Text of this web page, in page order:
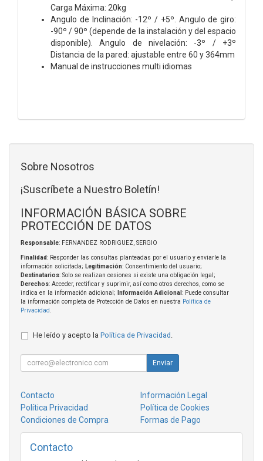
Carga Máxima: 20kg
Angulo de Inclinación: -12º / +5º. Angulo de giro:
-90º / 90º (depende de la instalación y del espacio
disponible). Angulo de nivelación: -3º / +3º
Distancia de la pared: ajustable entre 60 y 364mm
Manual de instrucciones multi idiomas
Sobre Nosotros
¡Suscríbete a Nuestro Boletín!
INFORMACIÓN BÁSICA SOBRE
PROTECCIÓN DE DATOS
Responsable: FERNANDEZ RODRIGUEZ, SERGIO
Finalidad: Responder las consultas planteadas por el usuario y enviarle la
información solicitada; Legitimación: Consentimiento del usuario;
Destinatarios: Solo se realizan cesiones si existe una obligación legal;
Derechos: Acceder, rectificar y suprimir, así como otros derechos, como se
indica en la información adicional;
Información Adicional : Puede consultar
la información completa de Protección de Datos en nuestra Política de
Privacidad
He leído y acepto la Política de Privacidad
Enviar
Contacto
Información Legal
Política Privacidad
Política de Cookies
Condiciones de Compra
Formas de Pago
Contacto